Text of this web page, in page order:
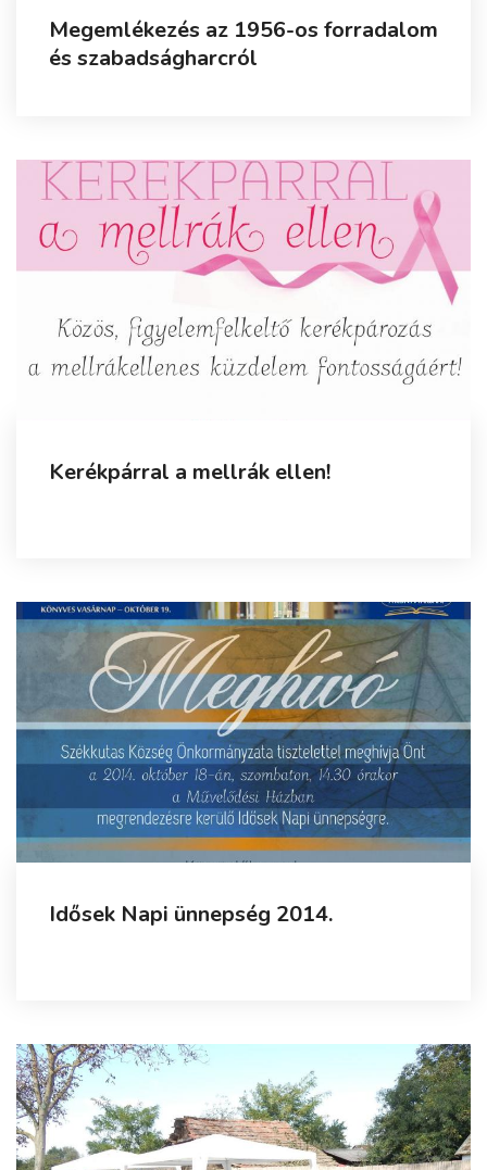
Megemlékezés az 1956-os forradalom
és szabadságharcról
Kerékpárral a mellrák ellen!
Idősek Napi ünnepség 2014.